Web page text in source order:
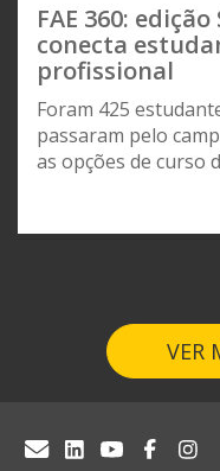
FAE 360:
conecta
profissional
Foram 425
passaram pelo
as opções de curso
VER